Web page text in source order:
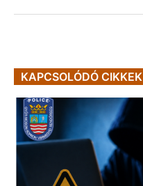
KAPCSOLÓDÓ CIKKEK